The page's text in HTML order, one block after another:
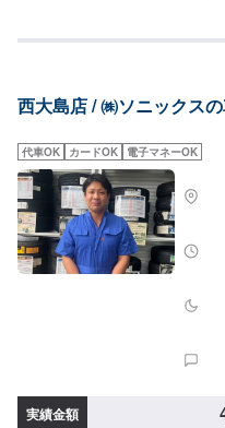
す。土曜日のみAM8時00分～
す。
西大島店 / ㈱ソニックス
代車OK カードOK 電子マネーOK
実績金額